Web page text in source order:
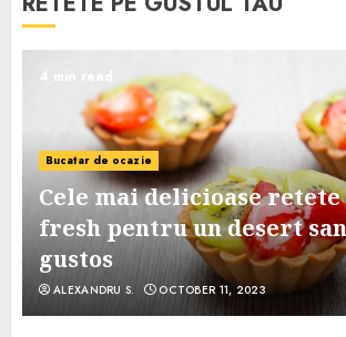
4 min read
Bucatar de ocazie
Cele mai delicioase
fresh pentru un desert
gustos
ALEXANDRU S. OCTOBER 11, 2023